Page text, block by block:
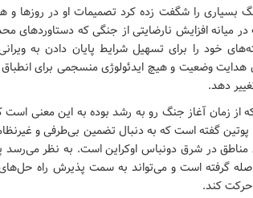
بسیاری را شگفت زده کرد تصمیمات او در روزها و
افزایش نارضایتی از جنگی که دستاوردهای
خود را برای تسهیل شرایط پایان دادن به
وضعیت و هیچ ایدئولوژی منسجمی برای انطباق
دهد.
از زمان آغاز جنگ رو به رشد بوده به این معنی است
گفته است که به دنبال تضمین بی‌طرفی و
مناطق در شرق دونباس اوکراین است. به نظر می‌رسد
گرفته است و می‌تواند به سمت پذیرش راه حل‌های
حرکت کند.